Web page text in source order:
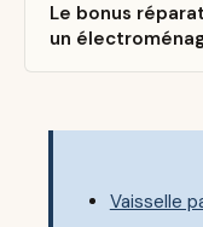
Le bonus
un
Vaisselle